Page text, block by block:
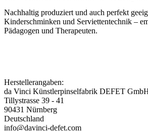
Nachhaltig produziert und auch perfekt
Kinderschminken und Serviettentechnik –
Pädagogen und Therapeuten.
Herstellerangaben:
da Vinci Künstlerpinselfabrik DEFET
Tillystrasse 39 - 41
90431 Nürnberg
Deutschland
info@davinci-defet.com